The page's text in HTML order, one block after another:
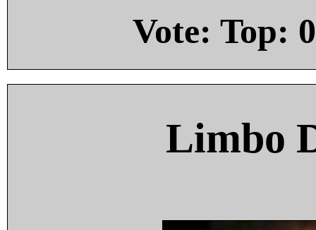
Vote: Top: 0
Limbo